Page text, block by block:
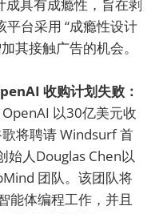
具有成瘾性，旨在剥
台采用 “成瘾性设计
其接触广告的机会。
收购计划失败：
以30亿美元收
将聘请 Windsurf 首
始人Douglas Chen以
团队。该团队将
能体编程工作，并且